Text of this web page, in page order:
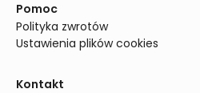
Pomoc
Polityka zwrotów
Ustawienia plików cookies
Kontakt